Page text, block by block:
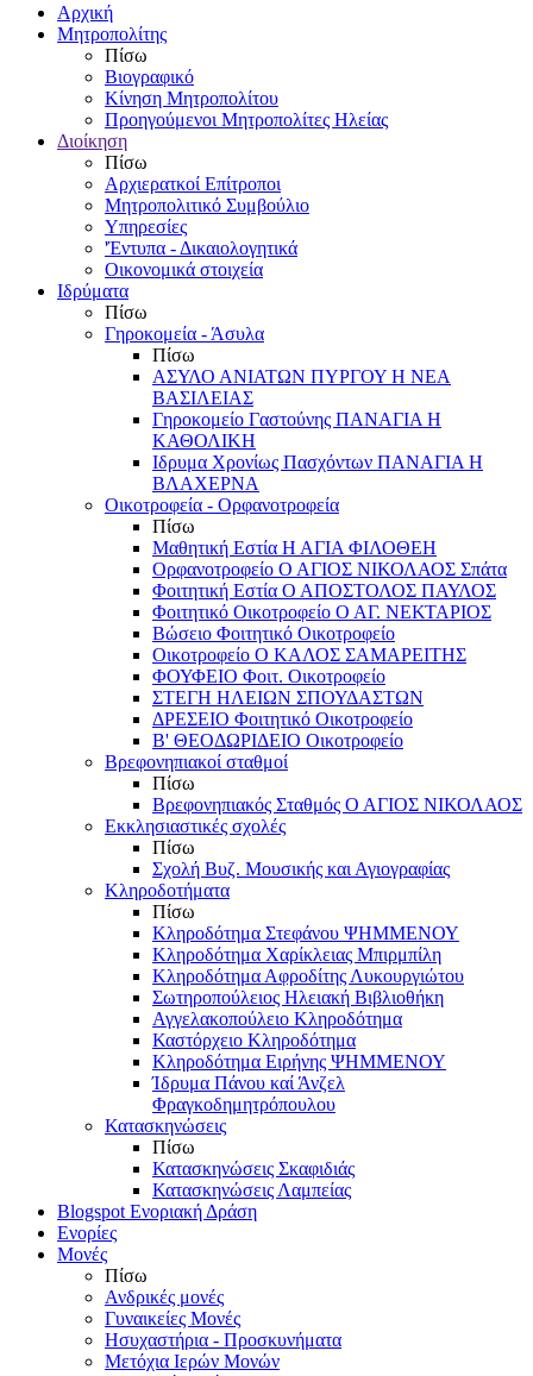
Αρχική
Μητροπολίτης
Πίσω
Βιογραφικό
Κίνηση Μητροπολίτου
Προηγούμενοι Μητροπολίτες Ηλείας
Διοίκηση
Πίσω
Αρχιερατκοί Επίτροποι
Μητροπολιτικό Συμβούλιο
Υπηρεσίες
'Έντυπα - Δικαιολογητικά
Οικονομικά στοιχεία
Ιδρύματα
Πίσω
Γηροκομεία - Άσυλα
Πίσω
ΑΣΥΛΟ ΑΝΙΑΤΩΝ ΠΥΡΓΟΥ Η ΝΕΑ
ΒΑΣΙΛΕΙΑΣ
Γηροκομείο Γαστούνης ΠΑΝΑΓΙΑ Η
ΚΑΘΟΛΙΚΗ
Ιδρυμα Χρονίως Πασχόντων ΠΑΝΑΓΙΑ Η
ΒΛΑΧΕΡΝΑ
Οικοτροφεία - Ορφανοτροφεία
Πίσω
Μαθητική Εστία Η ΑΓΙΑ ΦΙΛΟΘΕΗ
Ορφανοτροφείο Ο ΑΓΙΟΣ ΝΙΚΟΛΑΟΣ Σπάτα
Φοιτητική Εστία Ο ΑΠΟΣΤΟΛΟΣ ΠΑΥΛΟΣ
Φοιτητικό Οικοτροφείο Ο ΑΓ. ΝΕΚΤΑΡΙΟΣ
Βώσειο Φοιτητικό Οικοτροφείο
Οικοτροφείο Ο ΚΑΛΟΣ ΣΑΜΑΡΕΙΤΗΣ
ΦΟΥΦΕΙΟ Φοιτ. Οικοτροφείο
ΣΤΕΓΗ ΗΛΕΙΩΝ ΣΠΟΥΔΑΣΤΩΝ
ΔΡΕΣΕΙΟ Φοιτητικό Οικοτροφείο
Β' ΘΕΟΔΩΡΙΔΕΙΟ Οικοτροφείο
Βρεφονηπιακοί σταθμοί
Πίσω
Βρεφονηπιακός Σταθμός Ο ΑΓΙΟΣ ΝΙΚΟΛΑΟΣ
Εκκλησιαστικές σχολές
Πίσω
Σχολή Βυζ. Μουσικής και Αγιογραφίας
Κληροδοτήματα
Πίσω
Κληροδότημα Στεφάνου ΨΗΜΜΕΝΟΥ
Κληροδότημα Χαρίκλειας Μπιρμπίλη
Κληροδότημα Αφροδίτης Λυκουργιώτου
Σωτηροπούλειος Ηλειακή Βιβλιοθήκη
Αγγελακοπούλειο Κληροδότημα
Καστόρχειο Κληροδότημα
Κληροδότημα Ειρήνης ΨΗΜΜΕΝΟΥ
Ίδρυμα Πάνου καί Άνζελ
Φραγκοδημητρόπουλου
Κατασκηνώσεις
Πίσω
Κατασκηνώσεις Σκαφιδιάς
Κατασκηνώσεις Λαμπείας
Blogspot Ενοριακή Δράση
Ενορίες
Μονές
Πίσω
Ανδρικές μονές
Γυναικείες Μονές
Ησυχαστήρια - Προσκυνήματα
Μετόχια Ιερών Μονών